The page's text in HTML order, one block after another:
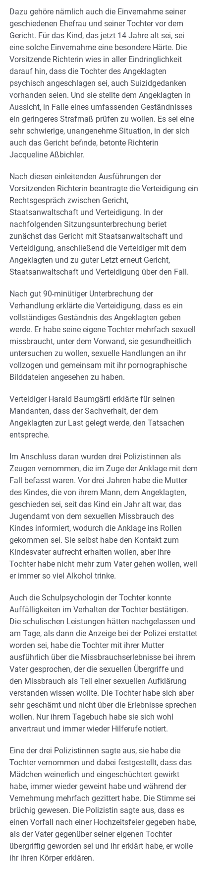
Dazu gehöre nämlich auch die Einvernahme seiner
geschiedenen Ehefrau und seiner Tochter vor dem
Gericht. Für das Kind, das jetzt 14 Jahre alt sei, sei
eine solche Einvernahme eine besondere Härte. Die
Vorsitzende Richterin wies in aller Eindringlichkeit
darauf hin, dass die Tochter des Angeklagten
psychisch angeschlagen sei, auch Suizidgedanken
vorhanden seien. Und sie stellte dem Angeklagten in
Aussicht, in Falle eines umfassenden Geständnisses
ein geringeres Strafmaß prüfen zu wollen. Es sei eine
sehr schwierige, unangenehme Situation, in der sich
auch das Gericht befinde, betonte Richterin
Jacqueline Aßbichler.
Nach diesen einleitenden Ausführungen der
Vorsitzenden Richterin beantragte die Verteidigung ein
Rechtsgespräch zwischen Gericht,
Staatsanwaltschaft und Verteidigung. In der
nachfolgenden Sitzungsunterbrechung beriet
zunächst das Gericht mit Staatsanwaltschaft und
Verteidigung, anschließend die Verteidiger mit dem
Angeklagten und zu guter Letzt erneut Gericht,
Staatsanwaltschaft und Verteidigung über den Fall.
Nach gut 90-minütiger Unterbrechung der
Verhandlung erklärte die Verteidigung, dass es ein
vollständiges Geständnis des Angeklagten geben
werde. Er habe seine eigene Tochter mehrfach sexuell
missbraucht, unter dem Vorwand, sie gesundheitlich
untersuchen zu wollen, sexuelle Handlungen an ihr
vollzogen und gemeinsam mit ihr pornographische
Bilddateien angesehen zu haben.
Verteidiger Harald Baumgärtl erklärte für seinen
Mandanten, dass der Sachverhalt, der dem
Angeklagten zur Last gelegt werde, den Tatsachen
entspreche.
Im Anschluss daran wurden drei Polizistinnen als
Zeugen vernommen, die im Zuge der Anklage mit dem
Fall befasst waren. Vor drei Jahren habe die Mutter
des Kindes, die von ihrem Mann, dem Angeklagten,
geschieden sei, seit das Kind ein Jahr alt war, das
Jugendamt von dem sexuellen Missbrauch des
Kindes informiert, wodurch die Anklage ins Rollen
gekommen sei. Sie selbst habe den Kontakt zum
Kindesvater aufrecht erhalten wollen, aber ihre
Tochter habe nicht mehr zum Vater gehen wollen, weil
er immer so viel Alkohol trinke.
Auch die Schulpsychologin der Tochter konnte
Auffälligkeiten im Verhalten der Tochter bestätigen.
Die schulischen Leistungen hätten nachgelassen und
am Tage, als dann die Anzeige bei der Polizei erstattet
worden sei, habe die Tochter mit ihrer Mutter
ausführlich über die Missbrauchserlebnisse bei ihrem
Vater gesprochen, der die sexuellen Übergriffe und
den Missbrauch als Teil einer sexuellen Aufklärung
verstanden wissen wollte. Die Tochter habe sich aber
sehr geschämt und nicht über die Erlebnisse sprechen
wollen. Nur ihrem Tagebuch habe sie sich wohl
anvertraut und immer wieder Hilferufe notiert.
Eine der drei Polizistinnen sagte aus, sie habe die
Tochter vernommen und dabei festgestellt, dass das
Mädchen weinerlich und eingeschüchtert gewirkt
habe, immer wieder geweint habe und während der
Vernehmung mehrfach gezittert habe. Die Stimme sei
brüchig gewesen. Die Polizistin sagte aus, dass es
einen Vorfall nach einer Hochzeitsfeier gegeben habe,
als der Vater gegenüber seiner eigenen Tochter
übergriffig geworden sei und ihr erklärt habe, er wolle
ihr ihren Körper erklären.